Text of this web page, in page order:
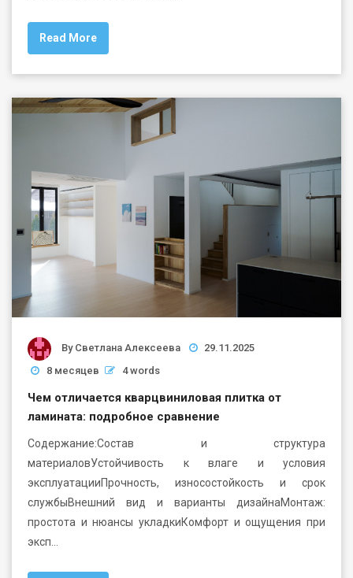
Read More
By Светлана Алексеева
29.11.2025
8 месяцев
4 words
Чем отличается кварцвиниловая плитка от
ламината: подробное сравнение
Содержание:Состав и структура
материаловУстойчивость к влаге и условия
эксплуатацииПрочность, износостойкость и срок
службыВнешний вид и варианты дизайнаМонтаж:
простота и нюансы укладкиКомфорт и ощущения при
эксп…